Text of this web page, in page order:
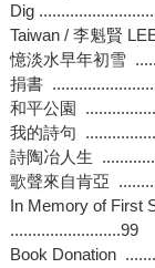
Dig
Taiwan / 李魁賢
憶淡水早年初雪
捐書
和平公園
我的詩句
詩陶冶人生
歌聲來自肯亞
In Memory of First
.........................99
Book Donation